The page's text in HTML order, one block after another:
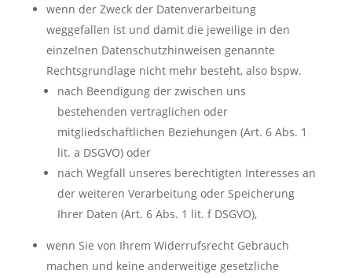
wenn der Zweck der Datenverarbeitung
weggefallen ist und damit die jeweilige in den
einzelnen Datenschutzhinweisen genannte
Rechtsgrundlage nicht mehr besteht, also bspw.
nach Beendigung der zwischen uns
bestehenden vertraglichen oder
mitgliedschaftlichen Beziehungen (Art. 6 Abs. 1
lit. a DSGVO) oder
nach Wegfall unseres berechtigten Interesses an
der weiteren Verarbeitung oder Speicherung
Ihrer Daten (Art. 6 Abs. 1 lit. f DSGVO),
wenn Sie von Ihrem Widerrufsrecht Gebrauch
machen und keine anderweitige gesetzliche